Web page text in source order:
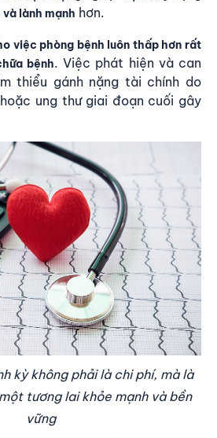
lành mạnh hơn.
việc phòng bệnh luôn thấp hơn rất
bệnh. Việc phát hiện và can
thiểu gánh nặng tài chính do
ung thư giai đoạn cuối gây
kỳ không phải là chi phí, mà là
tương lai khỏe mạnh và bền
vững